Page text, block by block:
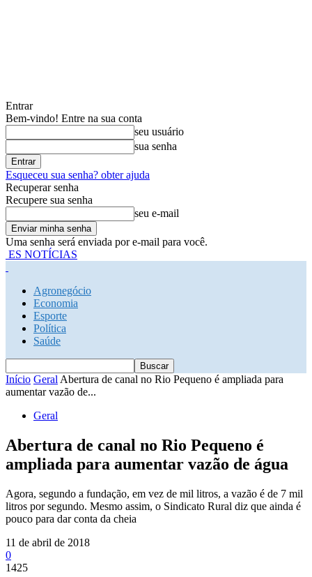
Entrar
Bem-vindo! Entre na sua conta
seu usuário
sua senha
Esqueceu sua senha? obter ajuda
Recuperar senha
Recupere sua senha
seu e-mail
Uma senha será enviada por e-mail para você.
ES NOTÍCIAS
Agronegócio
Economia
Esporte
Política
Saúde
Início Geral Abertura de canal no Rio Pequeno é ampliada para
aumentar vazão de...
Geral
Abertura de canal no Rio Pequeno é
ampliada para aumentar vazão de água
Agora, segundo a fundação, em vez de mil litros, a vazão é de 7 mil
litros por segundo. Mesmo assim, o Sindicato Rural diz que ainda é
pouco para dar conta da cheia
11 de abril de 2018
0
1425